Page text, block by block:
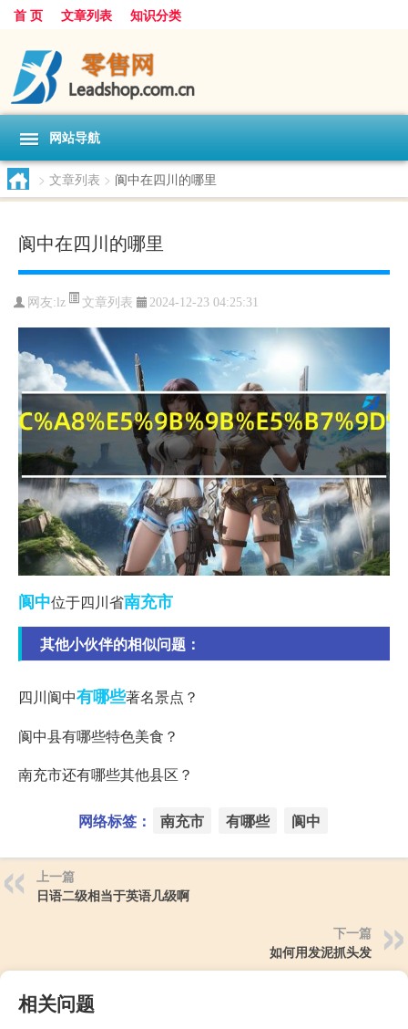
首 页 文章列表 知识分类
网站导航
> 文章列表 > 阆中在四川的哪里
阆中在四川的哪里
网友:lz 文章列表 2024-12-23 04:25:31
阆中位于四川省南充市
其他小伙伴的相似问题：
四川阆中有哪些著名景点？
阆中县有哪些特色美食？
南充市还有哪些其他县区？
网络标签： 南充市 有哪些 阆中
上一篇
日语二级相当于英语几级啊
下一篇
如何用发泥抓头发
相关问题